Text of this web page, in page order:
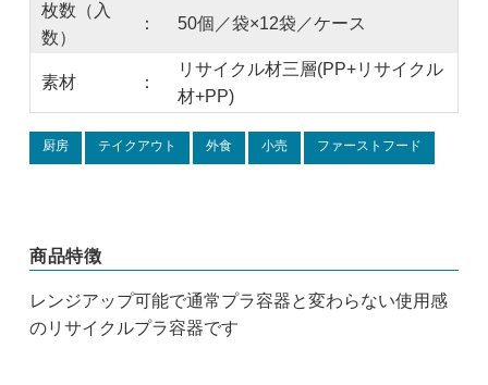
枚数（入
数）
： 50個／袋×12袋／ケース
素材 ：
リサイクル材三層(PP+リサイクル
材+PP)
厨房 テイクアウト 外食 小売 ファーストフード
商品特徴
レンジアップ可能で通常プラ容器と変わらない使用感
のリサイクルプラ容器です